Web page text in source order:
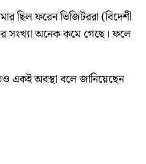
ছিল ফরেন ভিজিটররা (বিদেশী
সংখ্যা অনেক কমে গেছে। ফলে
একই অবস্থা বলে জানিয়েছেন